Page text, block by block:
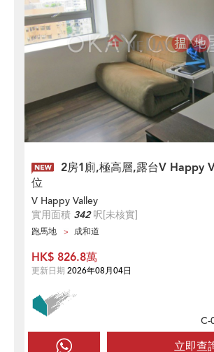
2房1廁,極高層,露台V Happy
位
V Happy Valley
實用面積 342呎[未核實]
跑馬地 成和道
立即查
C-
HK$ 826.8萬
更新日期 2026年08月04日